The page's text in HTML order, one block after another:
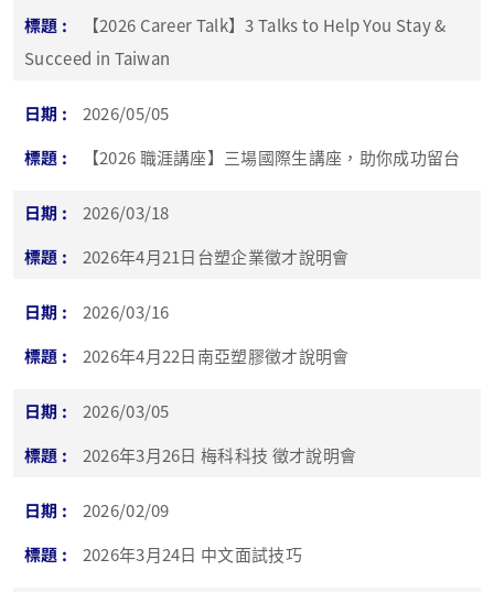
【2026 Career Talk】3 Talks to Help You Stay &
Succeed in Taiwan
2026/05/05
【2026 職涯講座】三場國際生講座，助你成功留台
2026/03/18
2026年4月21日台塑企業徵才說明會
2026/03/16
2026年4月22日南亞塑膠徵才說明會
2026/03/05
2026年3月26日 梅科科技 徵才說明會
2026/02/09
2026年3月24日 中文面試技巧